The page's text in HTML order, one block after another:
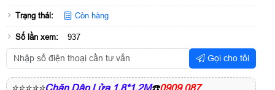
Trạng thái: Còn hàng
Số lần xem: 937
Gọi cho tôi